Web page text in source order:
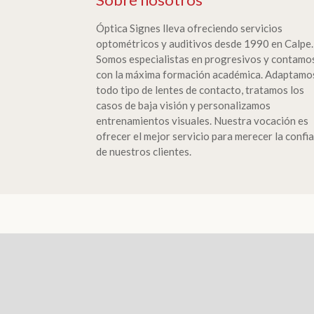
Óptica Signes lleva ofreciendo servicios
optométricos y auditivos desde 1990 en Calpe.
Somos especialistas en progresivos y
con la máxima formación académica.
todo tipo de lentes de contacto, tratamos los
casos de baja visión y personalizamos
entrenamientos visuales. Nuestra vocación es
ofrecer el mejor servicio para merecer la
de nuestros clientes.